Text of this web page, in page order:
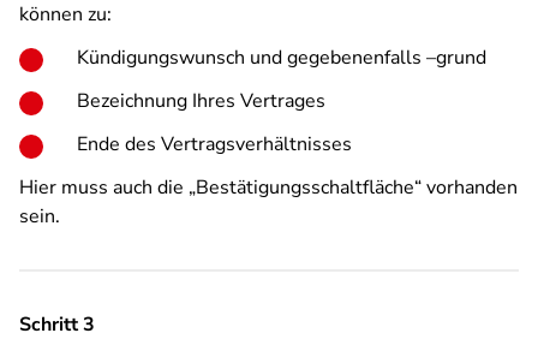
können zu:
Kündigungswunsch und gegebenenfalls –grund
Bezeichnung Ihres Vertrages
Ende des Vertragsverhältnisses
Hier muss auch die „Bestätigungsschaltfläche“ vorhanden
sein.
Schritt 3